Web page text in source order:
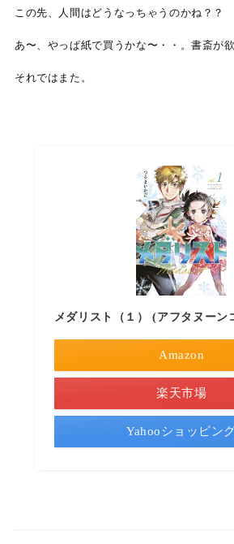
この先、人間はどうなっちゃうのかね？？
あ〜、やっぱ紙で買うかな〜・・。書斎が欲
それではまた。
メダリスト（１） (アフタヌーン
Amazon
楽天市場
Yahooショッピン